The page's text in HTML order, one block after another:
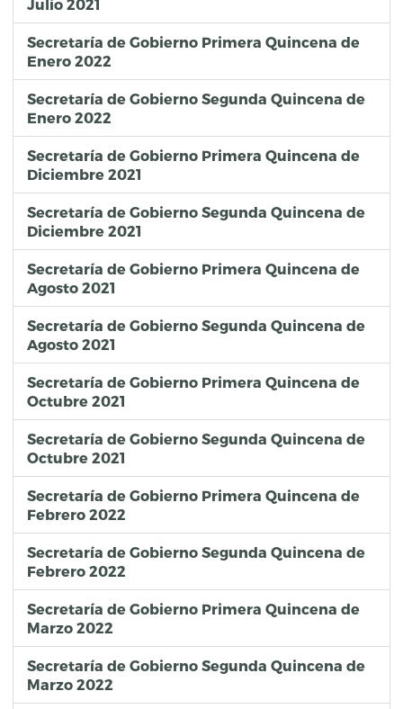
Julio 2021
Secretaría de Gobierno Primera Quincena de
Enero 2022
Secretaría de Gobierno Segunda Quincena de
Enero 2022
Secretaría de Gobierno Primera Quincena de
Diciembre 2021
Secretaría de Gobierno Segunda Quincena de
Diciembre 2021
Secretaría de Gobierno Primera Quincena de
Agosto 2021
Secretaría de Gobierno Segunda Quincena de
Agosto 2021
Secretaría de Gobierno Primera Quincena de
Octubre 2021
Secretaría de Gobierno Segunda Quincena de
Octubre 2021
Secretaría de Gobierno Primera Quincena de
Febrero 2022
Secretaría de Gobierno Segunda Quincena de
Febrero 2022
Secretaría de Gobierno Primera Quincena de
Marzo 2022
Secretaría de Gobierno Segunda Quincena de
Marzo 2022